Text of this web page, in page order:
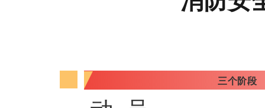
三个阶段